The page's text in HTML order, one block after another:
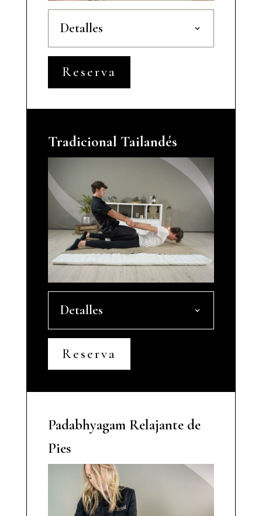
Detalles
Reserva
Tradicional Tailandés
Detalles
Reserva
Padabhyagam Relajante de
Pies